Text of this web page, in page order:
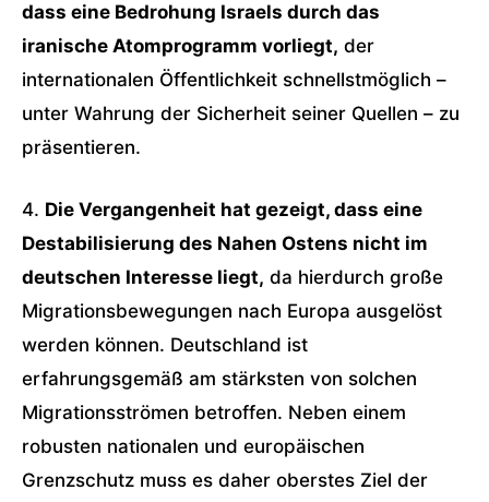
dass eine Bedrohung Israels durch das
iranische Atomprogramm vorliegt, der
internationalen Öffentlichkeit schnellstmöglich –
unter Wahrung der Sicherheit seiner Quellen – zu
präsentieren.
4. Die Vergangenheit hat gezeigt, dass eine
Destabilisierung des Nahen Ostens nicht im
deutschen Interesse liegt, da hierdurch große
Migrationsbewegungen nach Europa ausgelöst
werden können. Deutschland ist
erfahrungsgemäß am stärksten von solchen
Migrationsströmen betroffen. Neben einem
robusten nationalen und europäischen
Grenzschutz muss es daher oberstes Ziel der